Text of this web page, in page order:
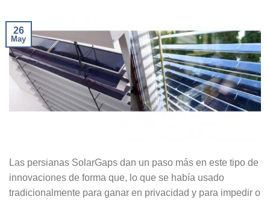
26
May
Las persianas SolarGaps dan un paso más en este tipo de
innovaciones de forma que, lo que se había usado
tradicionalmente para ganar en privacidad y para impedir o